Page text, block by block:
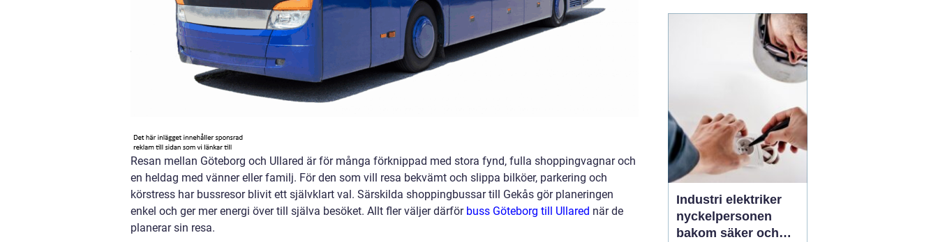
Resan mellan Göteborg och Ullared är för många förknippad med stora fynd, fulla shoppingvagnar och
en heldag med vänner eller familj. För den som vill resa bekvämt och slippa bilköer, parkering och
körstress har bussresor blivit ett självklart val. Särskilda shoppingbussar till Gekås gör planeringen
enkel och ger mer energi över till själva besöket. Allt fler väljer därför buss Göteborg till Ullared när de
planerar sin resa.
entrén och påverkar hur
huset upplevs varje dag.
Samtidigt måste den
tåla regn, snö, frost och
temperaturskiftningar år
efte...
Industri elektriker
nyckelpersonen
bakom säker och